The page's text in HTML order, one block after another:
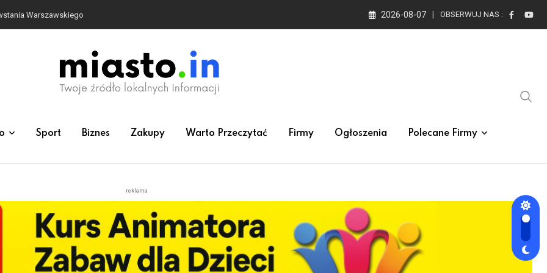
Warszawskiego 2026-08-07 OBSERWUJ NAS :
Sport Biznes Zakupy Warto Przeczytać Firmy Ogłoszenia Polecane Firmy
reklama